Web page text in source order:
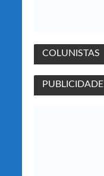
COLUNISTAS
PUBLICIDADE